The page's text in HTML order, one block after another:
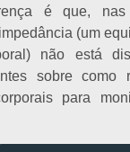
é que,
(um
não está
sobre como
para